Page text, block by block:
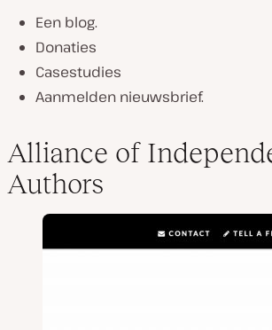
Een blog.
Donaties
Casestudies
Aanmelden nieuwsbrief.
Alliance of
Authors